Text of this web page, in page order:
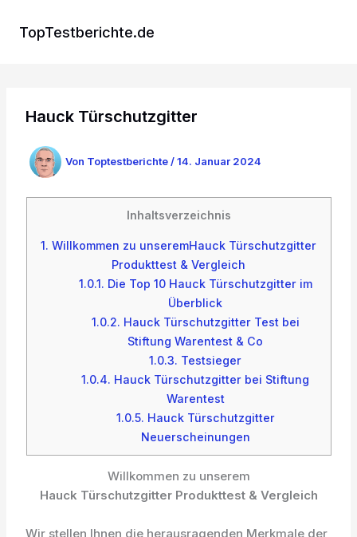
InhaltTopTestberichte.de
Hauck Türschutzgitter
Von Toptestberichte /14. Januar 2024
Inhaltsverzeichnis
1. Willkommen zu unseremHauck Türschutzgitter
Produkttest & Vergleich
1.0.1. Die Top 10 Hauck Türschutzgitter im
Überblick
1.0.2. Hauck Türschutzgitter Test bei
Stiftung Warentest & Co
1.0.3. Testsieger
1.0.4. Hauck Türschutzgitter bei Stiftung
Warentest
1.0.5. Hauck Türschutzgitter
Neuerscheinungen
Willkommen zu unserem
Hauck Türschutzgitter Produkttest & Vergleich
Wir stellen Ihnen die herausragenden Merkmale der